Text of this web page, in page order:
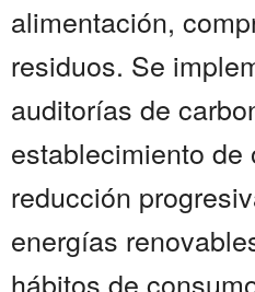
alimentación,
residuos. Se
auditorías de
establecimiento de
reducción
energías
hábitos de